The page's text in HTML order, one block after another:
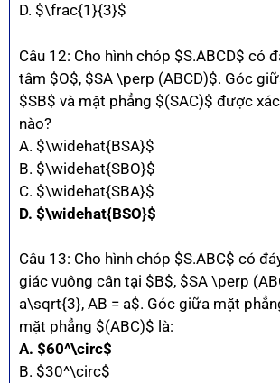
D. $\frac{1}{3}$
Câu 12: Cho hình chóp $S.ABCD$ có
tâm $O$, $SA \perp (ABCD)$. Góc
$SB$ và mặt phẳng $(SAC)$ được
nào?
A. $\widehat{BSA}$
B. $\widehat{SBO}$
C. $\widehat{SBA}$
D. $\widehat{BSO}$
Câu 13: Cho hình chóp $S.ABC$ có
giác vuông cân tại $B$, $SA \perp
a\sqrt{3}, AB = a$. Góc giữa mặt
mặt phẳng $(ABC)$ là:
A. $60^\circ$
B. $30^\circ$